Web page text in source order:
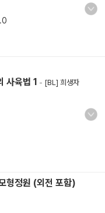
사육법 1 - [BL] 희생자
정원 (외전 포함)